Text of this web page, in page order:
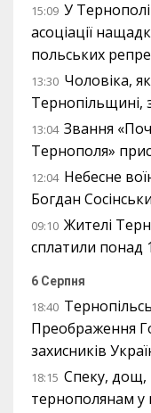
15:09 У Тернополі
асоціації
польських
13:30 Чоловіка,
13:04 Звання
Тернополя»
12:04 Небесне
Богдан
09:10 Жителі
сплатили понад
6 Серпня
18:40
Преображення
захисників
18:15 Спеку, дощ,
тернополянам у